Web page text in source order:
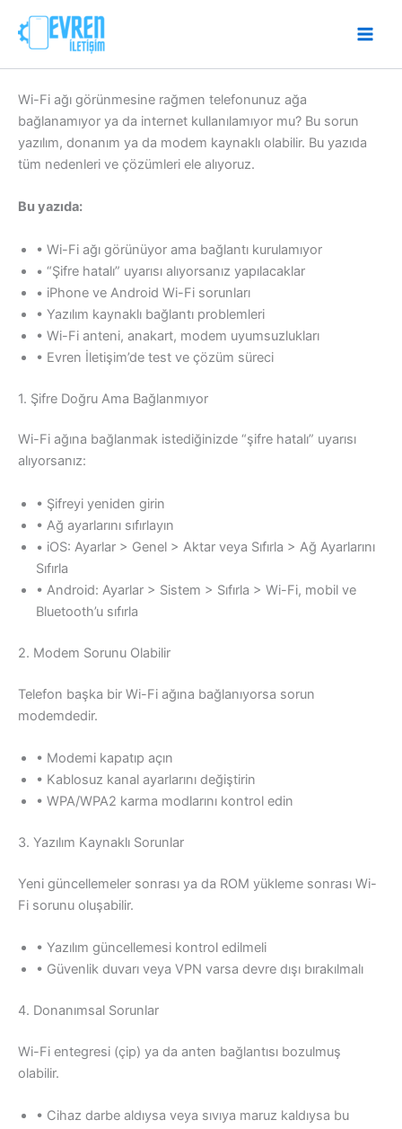
atla
Wi-Fi ağı görünmesine rağmen telefonunuz ağa
bağlanamıyor ya da internet kullanılamıyor mu? Bu sorun
yazılım, donanım ya da modem kaynaklı olabilir. Bu yazıda
tüm nedenleri ve çözümleri ele alıyoruz.
Bu yazıda:
• Wi-Fi ağı görünüyor ama bağlantı kurulamıyor
• “Şifre hatalı” uyarısı alıyorsanız yapılacaklar
• iPhone ve Android Wi-Fi sorunları
• Yazılım kaynaklı bağlantı problemleri
• Wi-Fi anteni, anakart, modem uyumsuzlukları
• Evren İletişim’de test ve çözüm süreci
1. Şifre Doğru Ama Bağlanmıyor
Wi-Fi ağına bağlanmak istediğinizde “şifre hatalı” uyarısı
alıyorsanız:
• Şifreyi yeniden girin
• Ağ ayarlarını sıfırlayın
• iOS: Ayarlar > Genel > Aktar veya Sıfırla > Ağ Ayarlarını
Sıfırla
• Android: Ayarlar > Sistem > Sıfırla > Wi-Fi, mobil ve
Bluetooth’u sıfırla
2. Modem Sorunu Olabilir
Telefon başka bir Wi-Fi ağına bağlanıyorsa sorun
modemdedir.
• Modemi kapatıp açın
• Kablosuz kanal ayarlarını değiştirin
• WPA/WPA2 karma modlarını kontrol edin
3. Yazılım Kaynaklı Sorunlar
Yeni güncellemeler sonrası ya da ROM yükleme sonrası Wi-
Fi sorunu oluşabilir.
• Yazılım güncellemesi kontrol edilmeli
• Güvenlik duvarı veya VPN varsa devre dışı bırakılmalı
4. Donanımsal Sorunlar
Wi-Fi entegresi (çip) ya da anten bağlantısı bozulmuş
olabilir.
• Cihaz darbe aldıysa veya sıvıya maruz kaldıysa bu